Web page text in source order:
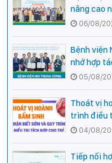
nâng cao
cho cán
06/08/
Bệnh viện
nhớ hợp
05/08/
Thoát vị
trình điều
chuyên
ương
04/08/
Tiếp nối